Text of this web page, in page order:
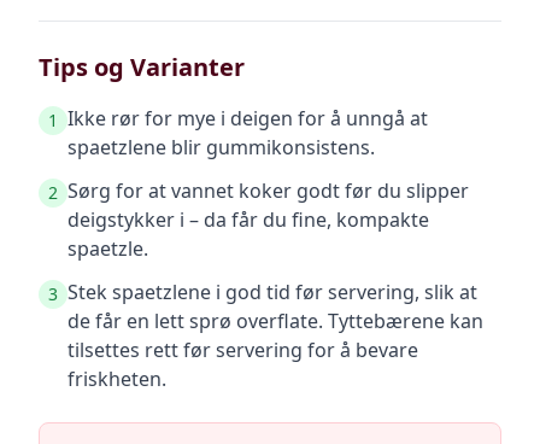
Tips og Varianter
1 Ikke rør for mye i deigen for å unngå at
spaetzlene blir gummikonsistens.
2 Sørg for at vannet koker godt før du slipper
deigstykker i – da får du fine, kompakte
spaetzle.
3 Stek spaetzlene i god tid før servering, slik at
de får en lett sprø overflate. Tyttebærene kan
tilsettes rett før servering for å bevare
friskheten.